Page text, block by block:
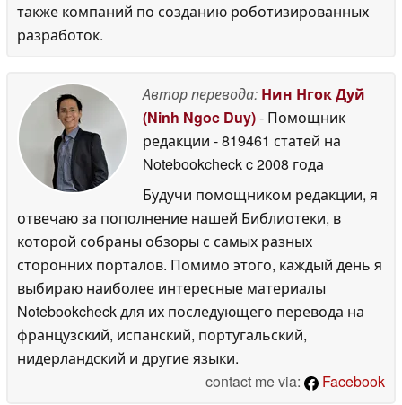
также компаний по созданию роботизированных
разработок.
Автор перевода: Нин Нгок Дуй
(Ninh Ngoc Duy)- Помощник
редакции - 819461 статей на
Notebookcheckc 2008 года
Будучи помощником редакции, я
отвечаю за пополнение нашей Библиотеки, в
которой собраны обзоры с самых разных
сторонних порталов. Помимо этого, каждый день я
выбираю наиболее интересные материалы
Notebookcheck для их последующего перевода на
французский, испанский, португальский,
нидерландский и другие языки.
contact me via:
Facebook